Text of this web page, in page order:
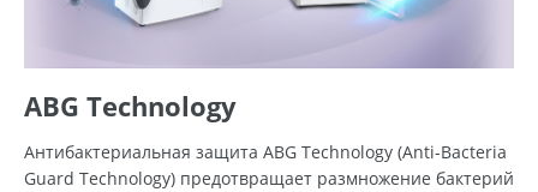
ABG Technology
Антибактериальная защита ABG Technology (Anti-Bacteria
Guard Technology) предотвращает размножение бактерий